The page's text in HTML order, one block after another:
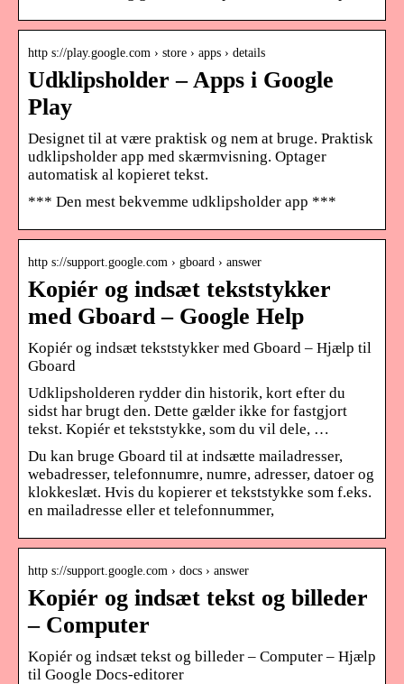
http s://play.google.com › store › apps › details
Udklipsholder – Apps i Google
Play
Designet til at være praktisk og nem at bruge. Praktisk
udklipsholder app med skærmvisning. Optager
automatisk al kopieret tekst.
*** Den mest bekvemme udklipsholder app ***
http s://support.google.com › gboard › answer
Kopiér og indsæt tekststykker
med Gboard – Google Help
Kopiér og indsæt tekststykker med Gboard – Hjælp til
Gboard
Udklipsholderen rydder din historik, kort efter du
sidst har brugt den. Dette gælder ikke for fastgjort
tekst. Kopiér et tekststykke, som du vil dele, …
Du kan bruge Gboard til at indsætte mailadresser,
webadresser, telefonnumre, numre, adresser, datoer og
klokkeslæt. Hvis du kopierer et tekststykke som f.eks.
en mailadresse eller et telefonnummer,
http s://support.google.com › docs › answer
Kopiér og indsæt tekst og billeder
– Computer
Kopiér og indsæt tekst og billeder – Computer – Hjælp
til Google Docs-editorer